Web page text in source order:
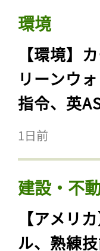
環境
【環境】
リーンウ
指令、英
1日前
建設・不
【アメリ
ル、熟練